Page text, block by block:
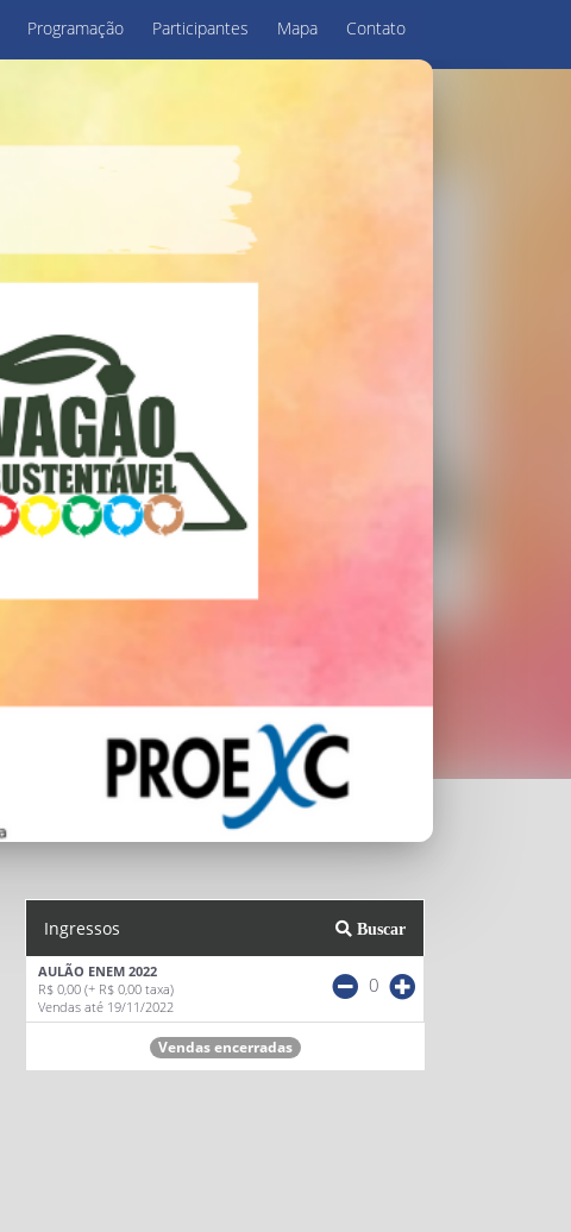
Programação Participantes Mapa Contato
Ingressos Buscar
AULÃO ENEM 2022
R$ 0,00 (+ R$ 0,00 taxa)
Vendas até 19/11/2022
0
Vendas encerradas